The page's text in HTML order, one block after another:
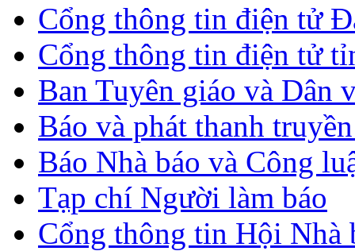
Cổng thông tin điện tử
Cổng thông tin điện tử
Ban Tuyên giáo và Dân
Báo và phát thanh
Báo Nhà báo và Công
Tạp chí Người làm báo
Cổng thông tin Hội Nhà